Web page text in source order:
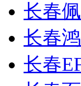
长春
长春
长春